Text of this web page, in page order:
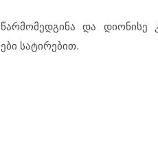
და დიონისე
სატირებით.